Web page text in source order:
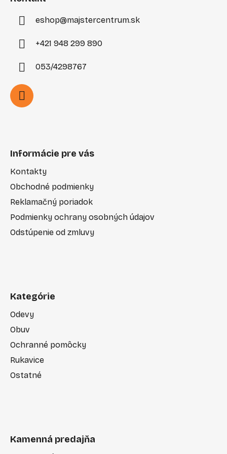
eshop@majstercentrum.sk
+421 948 299 890
053/4298767
Informácie pre vás
Kontakty
Obchodné podmienky
Reklamačný poriadok
Podmienky ochrany osobných údajov
Odstúpenie od zmluvy
Kategórie
Odevy
Obuv
Ochranné pomôcky
Rukavice
Ostatné
Kamenná predajňa